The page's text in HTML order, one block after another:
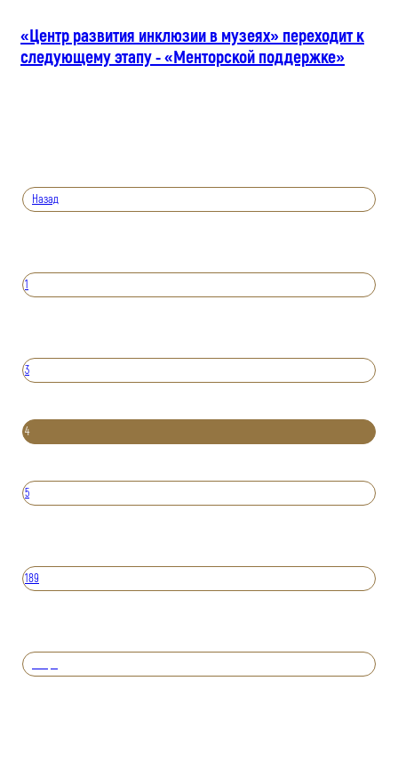
«Центр развития инклюзии в музеях» переходит к
следующему этапу - «Менторской поддержке»
Назад
1
3
4
5
189